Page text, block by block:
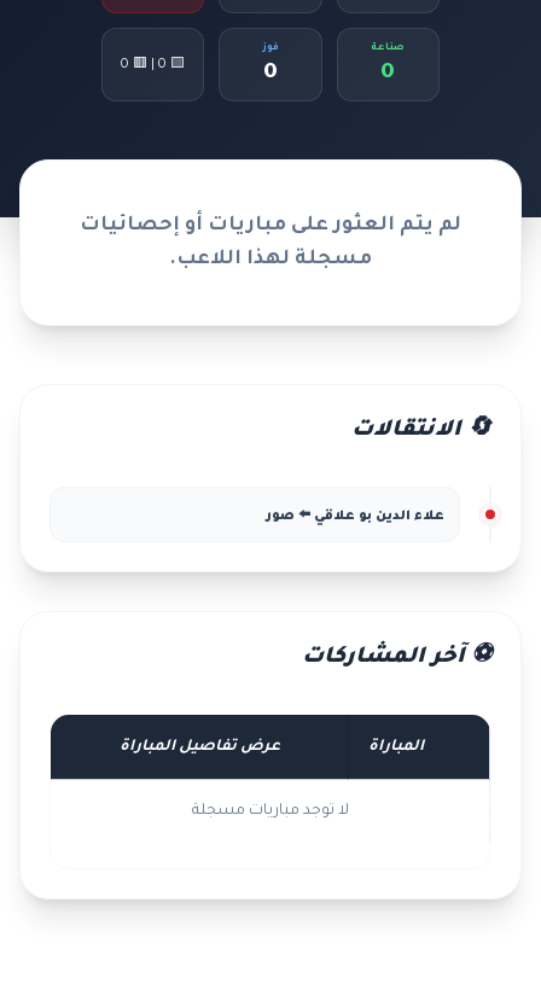
صناعة
0
فوز
0
🟨 0 | 🟥 0
لم يتم العثور على مباريات أو إحصائيات
مسجلة لهذا اللاعب.
🔄 الانتقالات
علاء الدين بو علاقي ⬅️ صور
⚽ آخر المشاركات
المباراة عرض تفاصيل المباراة
لا توجد مباريات مسجلة